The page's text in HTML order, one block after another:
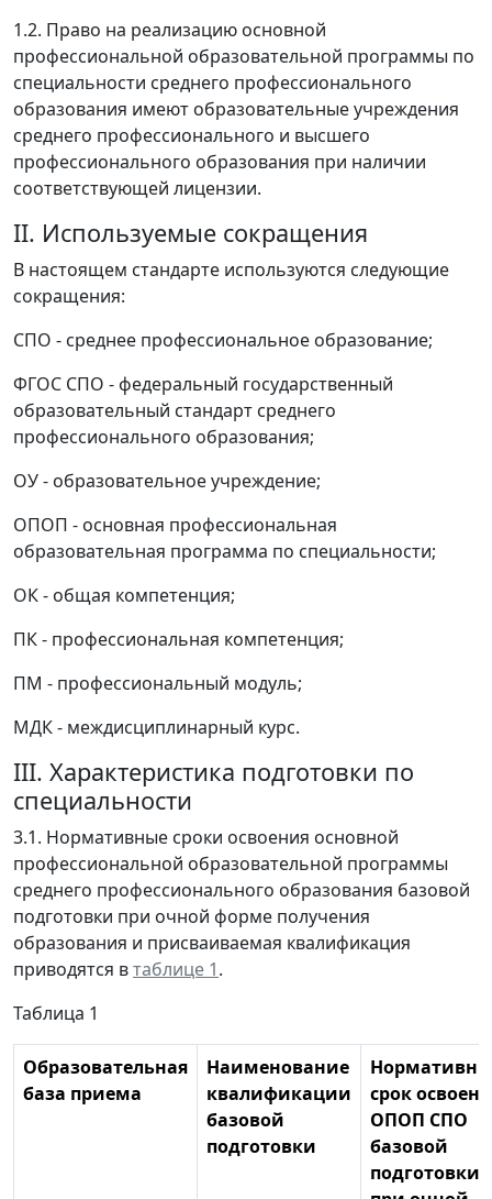
1.2. Право на реализацию основной
профессиональной образовательной программы по
специальности среднего профессионального
образования имеют образовательные учреждения
среднего профессионального и высшего
профессионального образования при наличии
соответствующей лицензии.
II. Используемые сокращения
В настоящем стандарте используются следующие
сокращения:
СПО - среднее профессиональное образование;
ФГОС СПО - федеральный государственный
образовательный стандарт среднего
профессионального образования;
ОУ - образовательное учреждение;
ОПОП - основная профессиональная
образовательная программа по специальности;
ОК - общая компетенция;
ПК - профессиональная компетенция;
ПМ - профессиональный модуль;
МДК - междисциплинарный курс.
III. Характеристика подготовки по
специальности
3.1. Нормативные сроки освоения основной
профессиональной образовательной программы
среднего профессионального образования базовой
подготовки при очной форме получения
образования и присваиваемая квалификация
приводятся втаблице 1.
Таблица 1
Образовательная
база приема
Наименование
квалификации
базовой
подготовки
срок
ОПОП СПО
базовой
подготовки